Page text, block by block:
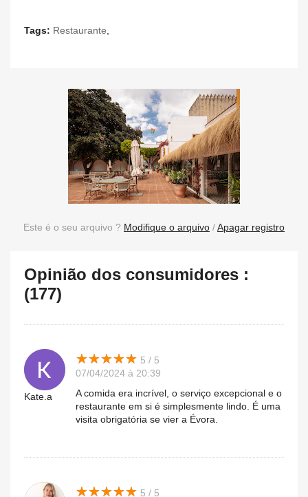
Tags: Restaurante
Este é o seu arquivo ? Modifique o arquivo /Apagar registro
Opinião dos consumidores :
(177)
Kate.a
★★★★★
★★★★★ 5 / 5
07/04/2024 à 20:39
A comida era incrível, o serviço excepcional e o
restaurante em si é simplesmente lindo. É uma
visita obrigatória se vier a Évora.
★★★★★
★★★★★ 5 / 5